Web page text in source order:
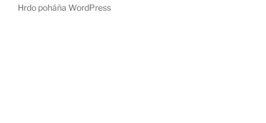
Hrdo poháňa WordPress